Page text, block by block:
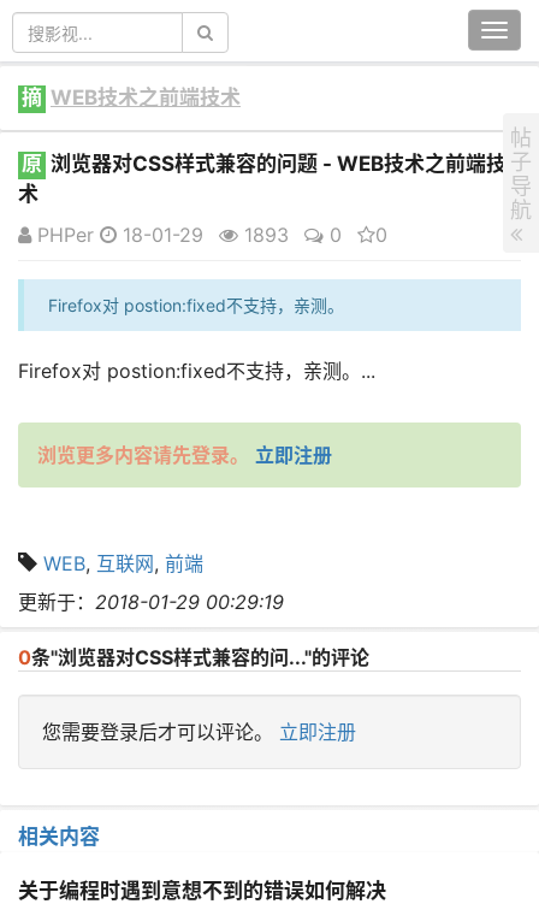
摘 WEB技术之前端技术
原 浏览器对CSS样式兼容的问题 - WEB技术之前端技
术
PHPer
18-01-29 1893 0 0
Firefox对 postion:fixed不支持，亲测。
Firefox对 postion:fixed不支持，亲测。...
浏览更多内容请先登录。 立即注册
WEB, 互联网, 前端
更新于： 2018-01-29 00:29:19
0条"浏览器对CSS样式兼容的问..."的评论
您需要登录后才可以评论。 立即注册
相关内容
关于编程时遇到意想不到的错误如何解决
帖
子
导
航